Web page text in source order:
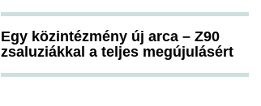
Egy közintézmény új arca – Z90
zsaluziákkal a teljes megújulásért